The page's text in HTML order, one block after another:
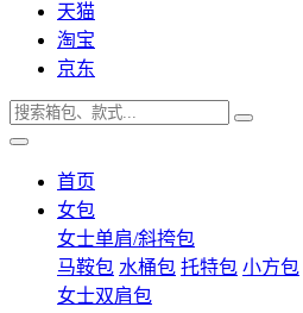
天猫
淘宝
京东
首页
女包
女士单肩/斜挎包
马鞍包 水桶包 托特包 小方包
女士双肩包